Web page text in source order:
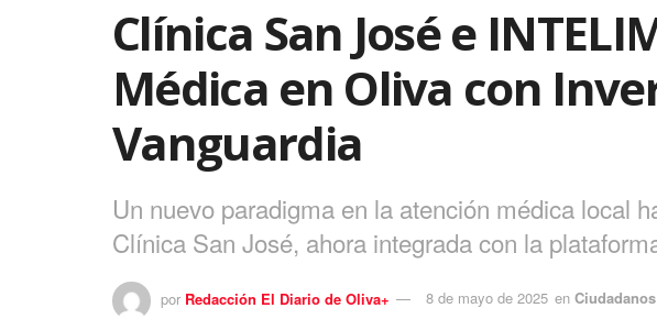
Clínica San José e
Médica en Oliva con
Vanguardia
Un nuevo paradigma en la atención médica local
Clínica San José, ahora integrada con la
por Redacción El Diario de Oliva+ 8 de mayo de 2025 en Ciudadanos